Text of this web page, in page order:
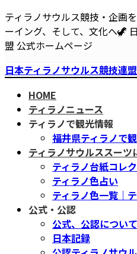
コ
ン
テ
ツ
ナ
ビ
ゲ
シ
ティラノサウルス競技・企画
ーイング、そして、文化へ🦖
盟 公式ホームページ
日本ティラノサウルス競技連盟
HOME
ティラノニュース
ティラノで観光情報
福井県ティラノで
ティラノサウルススーツ
ティラノ台紙コレ
ティラノ色占い
ティラノ色一覧｜
公式・公認
公式、公認について
日本記録